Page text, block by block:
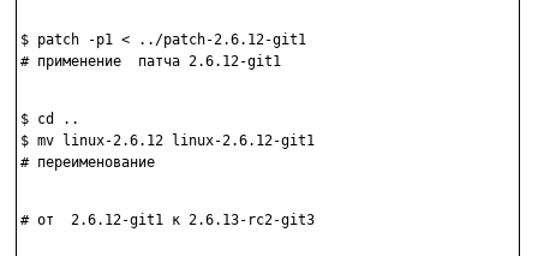
$ patch -p1 < ../patch-2.6.12-git1
# применение  патча 2.6.12-git1
$ cd ..
$ mv linux-2.6.12 linux-2.6.12-git1
# переименование
# от  2.6.12-git1 к 2.6.13-rc2-git3